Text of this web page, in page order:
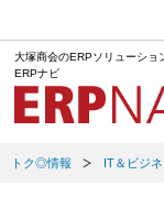
大塚商会のERPソリューショ
ERPナビ
トク◎情報 IT＆ビジ